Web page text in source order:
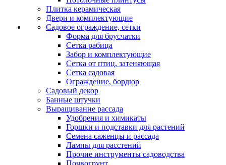
Плитка керамическая
Двери и комплектующие
Садовое ограждение, сетки
Форма для брусчатки
Сетка рабица
Забор и комплектующие
Сетка от птиц, затеняющая
Сетка садовая
Ограждение, бордюр
Садовый декор
Банные штучки
Выращивание рассада
Удобрения и химикаты
Горшки и подставки для растений
Семена саженцы и рассада
Лампы для расстений
Прочие инструменты садоводства
Почвогрунт